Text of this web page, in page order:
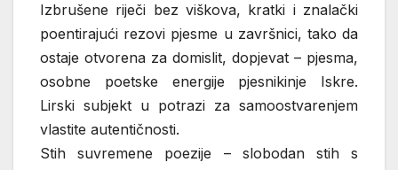
Izbrušene riječi bez viškova, kratki i znalački
poentirajući rezovi pjesme u završnici, tako da
ostaje otvorena za domislit, dopjevat – pjesma,
osobne poetske energije pjesnikinje Iskre.
Lirski subjekt u potrazi za samoostvarenjem
vlastite autentičnosti.
Stih suvremene poezije – slobodan stih s